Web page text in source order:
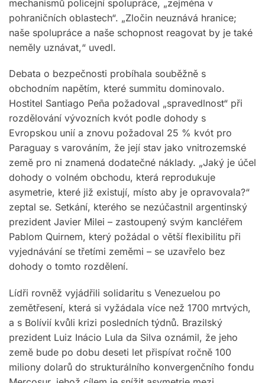
mechanismů policejní spolupráce, „zejména v
pohraničních oblastech“. „Zločin neuznává hranice;
naše spolupráce a naše schopnost reagovat by je také
neměly uznávat,“ uvedl.
Debata o bezpečnosti probíhala souběžně s
obchodním napětím, které summitu dominovalo.
Hostitel Santiago Peña požadoval „spravedlnost“ při
rozdělování vývozních kvót podle dohody s
Evropskou unií a znovu požadoval 25 % kvót pro
Paraguay s varováním, že její stav jako vnitrozemské
země pro ni znamená dodatečné náklady. „Jaký je účel
dohody o volném obchodu, která reprodukuje
asymetrie, které již existují, místo aby je opravovala?“
zeptal se. Setkání, kterého se nezúčastnil argentinský
prezident Javier Milei – zastoupený svým kancléřem
Pablom Quirnem, který požádal o větší flexibilitu při
vyjednávání se třetími zeměmi – se uzavřelo bez
dohody o tomto rozdělení.
Lídři rovněž vyjádřili solidaritu s Venezuelou po
zemětřesení, která si vyžádala více než 1700 mrtvých,
a s Bolívií kvůli krizi posledních týdnů. Brazilský
prezident Luiz Inácio Lula da Silva oznámil, že jeho
země bude po dobu deseti let přispívat ročně 100
miliony dolarů do strukturálního konvergenčního fondu